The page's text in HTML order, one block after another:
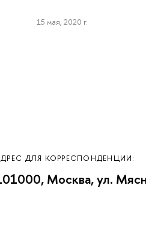
15 мая, 2020 г.
ДЛЯ КОРРЕСПОНДЕНЦИИ:
Москва, ул.